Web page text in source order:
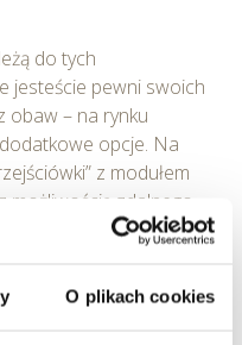
O plikach cookies
do tych
jesteście pewni swoich
obaw – na rynku
opcje. Na
z modułem
możliwością zdalnego
pozwala
swojego
Waszą nieobecność